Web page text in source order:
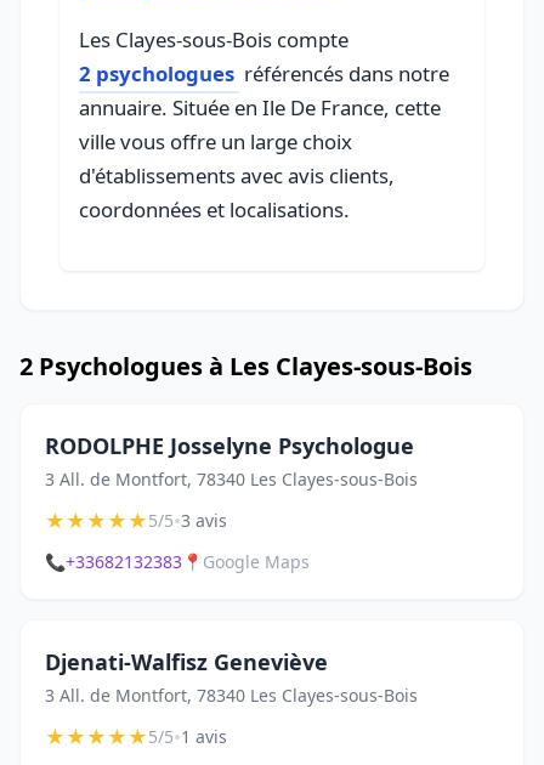
Les Clayes-sous-Bois compte
2 psychologues référencés dans notre
annuaire. Située en Ile De France, cette
ville vous offre un large choix
d'établissements avec avis clients,
coordonnées et localisations.
2 Psychologues à Les Clayes-sous-Bois
RODOLPHE Josselyne Psychologue
3 All. de Montfort, 78340 Les Clayes-sous-Bois
★★★★★5/5•3 avis
📞+33682132383 📍 Google Maps
Djenati-Walfisz Geneviève
3 All. de Montfort, 78340 Les Clayes-sous-Bois
★★★★★5/5•1 avis